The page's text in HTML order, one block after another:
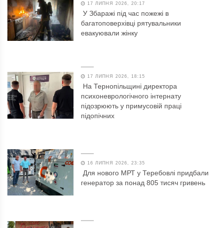
17 ЛИПНЯ 2026, 20:17
У Збаражі під час пожежі в
багатоповерхівці рятувальники
евакуювали жінку
17 ЛИПНЯ 2026, 18:15
На Тернопільщині директора
психоневрологічного інтернату
підозрюють у примусовій праці
підопічних
16 ЛИПНЯ 2026, 23:35
Для нового МРТ у Теребовлі придбали
генератор за понад 805 тисяч гривень